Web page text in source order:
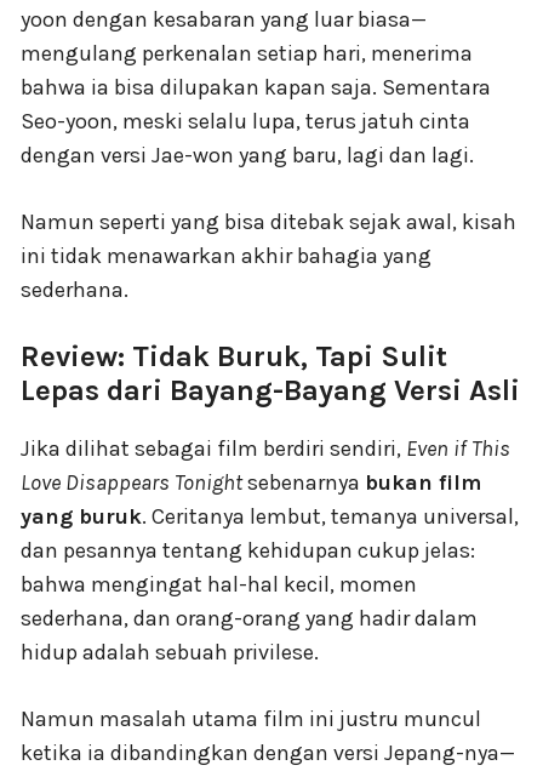
yoon dengan kesabaran yang luar biasa—
mengulang perkenalan setiap hari, menerima
bahwa ia bisa dilupakan kapan saja. Sementara
Seo-yoon, meski selalu lupa, terus jatuh cinta
dengan versi Jae-won yang baru, lagi dan lagi.
Namun seperti yang bisa ditebak sejak awal, kisah
ini tidak menawarkan akhir bahagia yang
sederhana.
Review: Tidak Buruk, Tapi Sulit
Lepas dari Bayang-Bayang Versi Asli
Jika dilihat sebagai film berdiri sendiri, Even if This
Love Disappears Tonightsebenarnya bukan film
yang buruk. Ceritanya lembut, temanya universal,
dan pesannya tentang kehidupan cukup jelas:
bahwa mengingat hal-hal kecil, momen
sederhana, dan orang-orang yang hadir dalam
hidup adalah sebuah privilese.
Namun masalah utama film ini justru muncul
ketika ia dibandingkan dengan versi Jepang-nya—